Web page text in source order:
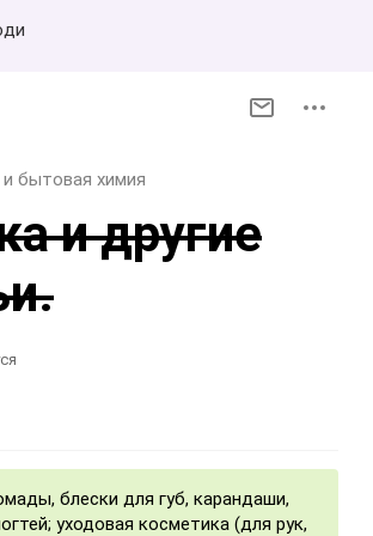
бытовая химия
и другие
блески для губ, карандаши,
уходовая косметика (для рук,